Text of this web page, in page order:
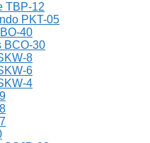
TBP-12
PKT-05
40
BCO-30
8
6
4